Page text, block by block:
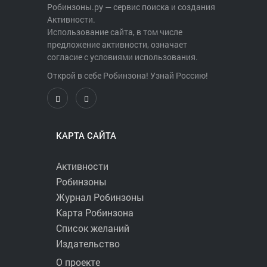
+ Чип хронометража
+ Изотоники, вода и еда на дистанции
+ Почёт и уважение
Условия регистрации
Воронежского Марафона, нужно
пройти регистрацию: заполнить
анкету и оплатить регистрационный
завершения регистрации вам будет
Важно! При регистрации указывайте
персональные данные в соответствии
с удостоверением личности. В
противном случае вы не сможете
получить пакет участника и
стартовый номер.
Регистрация инвалидов будет
Робинзоны.ру — сервис поиска и создания
Активности.
Использование сайта, в том числе
предложение активности, означает
согласие с условиями использования.
Открой в себе Робинзона! Узнай Россию!
КАРТА САЙТА
Активности
Робинзоны
Журнал Робинзоны
Карта Робинзона
Список желаний
Издательство
О проекте